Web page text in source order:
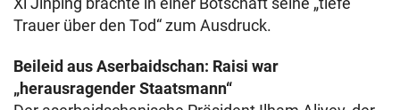
Trauer über den Tod“ zum Ausdruck.
Beileid aus Aserbaidschan: Raisi war
„herausragender Staatsmann“